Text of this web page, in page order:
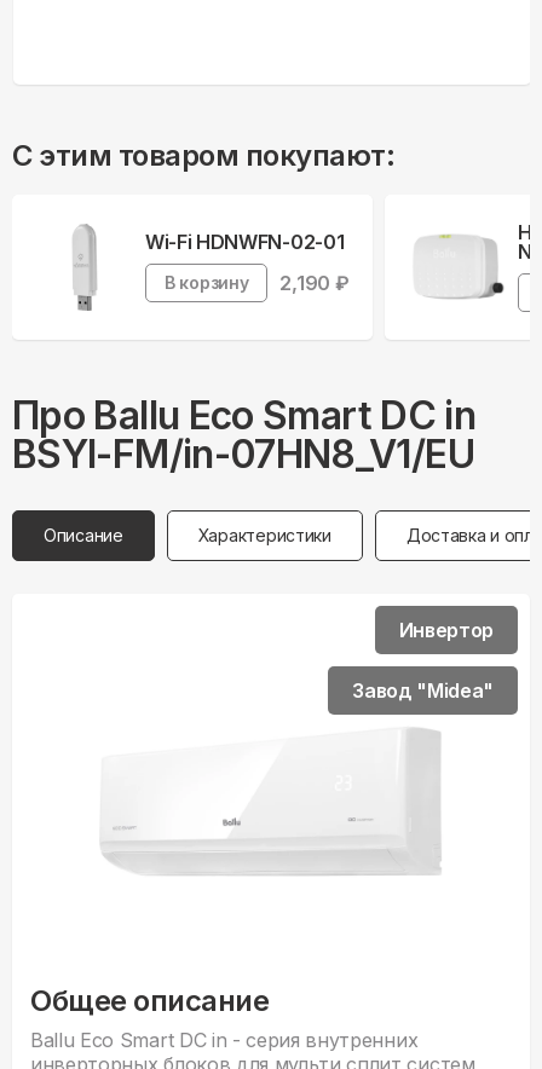
С этим товаром покупают:
Wi-Fi HDNWFN-02-01
В корзину 2,190 ₽
Про Ballu Eco Smart DC in
BSYI-FM/in-07HN8_V1/EU
Описание Характеристики Доставка и
Общее описание
Ballu Eco Smart DC in - серия внутренних
Инвертор
Завод "Midea"